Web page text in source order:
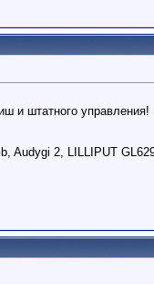
и штатного управления!
Audygi 2, LILLIPUT